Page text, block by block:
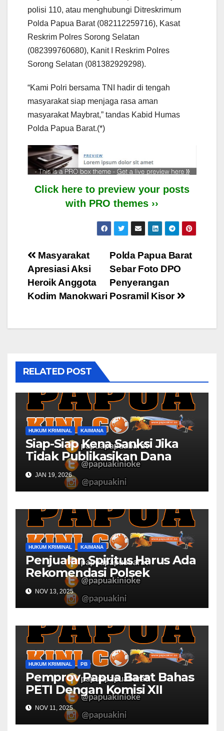
polisi 110, atau menghubungi Ditreskrimum
Polda Papua Barat (082112259716), Kasat
Reskrim Polres Sorong Selatan
(082399760680), Kanit I Reskrim Polres
Sorong Selatan (081382929298).
“Kami Polri bersama TNI hadir di tengah
masyarakat siap menjaga rasa aman
masyarakat Maybrat,” tandas Kabid Humas
Polda Papua Barat.(*)
Click here to preview your posts
with PRO themes ››
Post
navigation
Polda Papua Barat
Sebar Foto DPO
Penyerangan
Posramil Kisor
Masyarakat
Apresiasi Aksi
Heroik Anggota
Kodim Manokwari
RELATED POST
HUKUM KRIMINAL KAIMANA
Siap-Siap Kena Sanksi Jika
Tidak Publikasikan Dana
Desa
JAN 19, 2026
HUKUM KRIMINAL KAIMANA
Penjualan Spiritus Harus Ada
Rekomendasi Polsek
Kaimana
NOV 13, 2025
HUKUM KRIMINAL PB
Pemprov Papua Barat Bahas
PETI Dengan Komisi XII
NOV 11, 2025